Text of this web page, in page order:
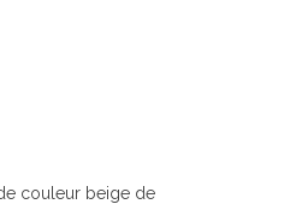
couleur beige de